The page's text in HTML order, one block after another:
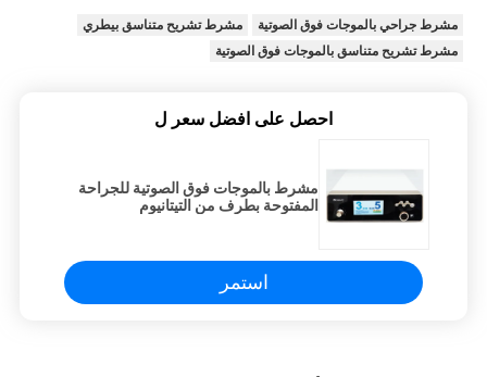
مشرط جراحي بالموجات فوق الصوتية
مشرط تشريح متناسق بيطري
مشرط تشريح متناسق بالموجات فوق الصوتية
احصل على افضل سعر ل
مشرط بالموجات فوق الصوتية للجراحة
المفتوحة بطرف من التيتانيوم
استمر